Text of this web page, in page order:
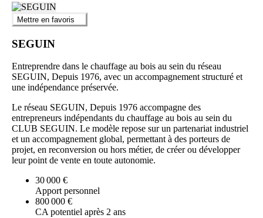
Mettre en favoris
SEGUIN
Entreprendre dans le chauffage au bois au sein du réseau
SEGUIN, Depuis 1976, avec un accompagnement structuré et
une indépendance préservée.
Le réseau SEGUIN, Depuis 1976 accompagne des
entrepreneurs indépendants du chauffage au bois au sein du
CLUB SEGUIN. Le modèle repose sur un partenariat industriel
et un accompagnement global, permettant à des porteurs de
projet, en reconversion ou hors métier, de créer ou développer
leur point de vente en toute autonomie.
30 000 €
Apport personnel
800 000 €
CA potentiel après 2 ans